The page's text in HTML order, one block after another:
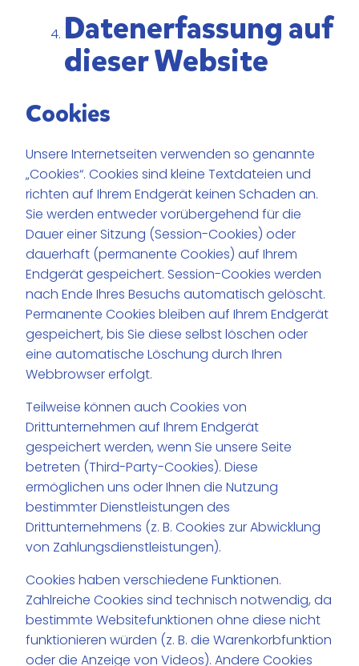
Datenerfassung auf
dieser Website
Cookies
Unsere Internetseiten verwenden so genannte
„Cookies“. Cookies sind kleine Textdateien und
richten auf Ihrem Endgerät keinen Schaden an.
Sie werden entweder vorübergehend für die
Dauer einer Sitzung (Session-Cookies) oder
dauerhaft (permanente Cookies) auf Ihrem
Endgerät gespeichert. Session-Cookies werden
nach Ende Ihres Besuchs automatisch gelöscht.
Permanente Cookies bleiben auf Ihrem Endgerät
gespeichert, bis Sie diese selbst löschen oder
eine automatische Löschung durch Ihren
Webbrowser erfolgt.
Teilweise können auch Cookies von
Drittunternehmen auf Ihrem Endgerät
gespeichert werden, wenn Sie unsere Seite
betreten (Third-Party-Cookies). Diese
ermöglichen uns oder Ihnen die Nutzung
bestimmter Dienstleistungen des
Drittunternehmens (z. B. Cookies zur Abwicklung
von Zahlungsdienstleistungen).
Cookies haben verschiedene Funktionen.
Zahlreiche Cookies sind technisch notwendig, da
bestimmte Websitefunktionen ohne diese nicht
funktionieren würden (z. B. die Warenkorbfunktion
oder die Anzeige von Videos). Andere Cookies